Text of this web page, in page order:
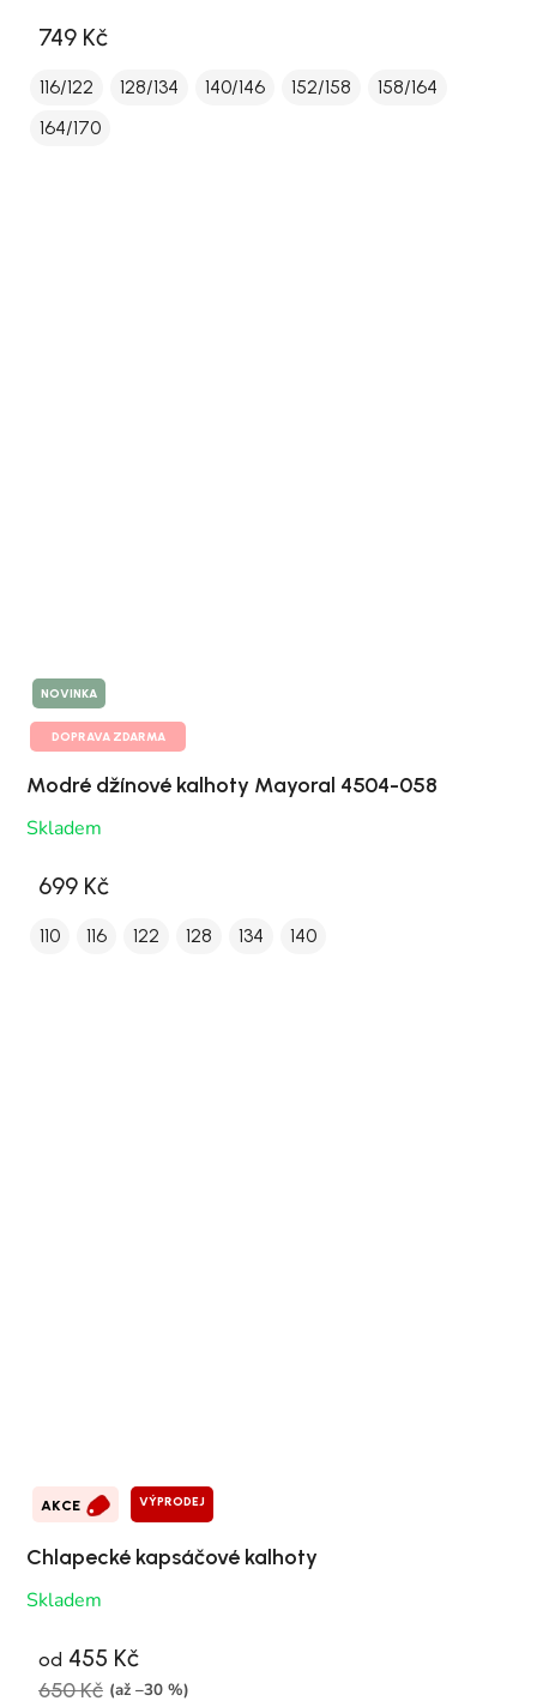
749 Kč
116/122 128/134 140/146 152/158
158/164
164/170
NOVINKA
DOPRAVA ZDARMA
Modré džínové kalhoty Mayoral 4504-058
Skladem
699 Kč
110 116 122 128 134 140
AKCE VÝPRODEJ
Chlapecké kapsáčové kalhoty
Skladem
od 455 Kč
650 Kč (až –30 %)